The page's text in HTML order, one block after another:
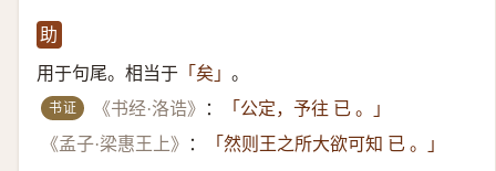
助
用于句尾。相当于 「矣」 。
书证 《书经·洛诰》 ：
「公定，予往 已 。」
《孟子·梁惠王上》
： 「然则王之所大欲可知 已 。」